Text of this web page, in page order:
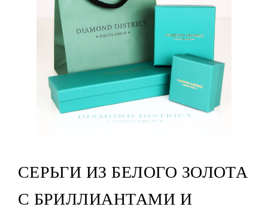
СЕРЬГИ ИЗ БЕЛОГО ЗОЛОТА
С БРИЛЛИАНТАМИ И